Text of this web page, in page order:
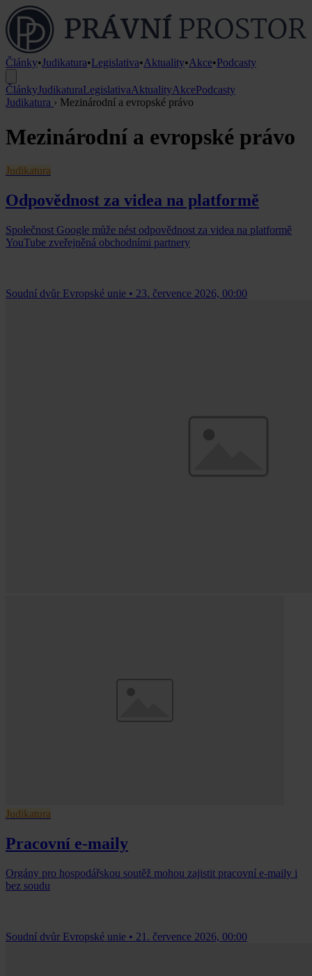
Články•Judikatura•Legislativa•Aktuality•Akce•Podcasty
ČlánkyJudikaturaLegislativaAktualityAkcePodcasty
Judikatura › Mezinárodní a evropské právo
Mezinárodní a evropské právo
Judikatura
Odpovědnost za videa na platformě
Společnost Google může nést odpovědnost za videa na platformě
YouTube zveřejněná obchodními partnery
Soudní dvůr Evropské unie • 23. července 2026, 00:00
Judikatura
Pracovní e-maily
Orgány pro hospodářskou soutěž mohou zajistit pracovní e-maily i
bez soudu
Soudní dvůr Evropské unie • 21. července 2026, 00:00